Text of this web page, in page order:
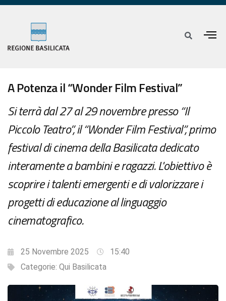
A Potenza il “Wonder Film Festival”
Si terrà dal 27 al 29 novembre presso “Il
Piccolo Teatro”, il “Wonder Film Festival”, primo
festival di cinema della Basilicata dedicato
interamente a bambini e ragazzi. L'obiettivo è
scoprire i talenti emergenti e di valorizzare i
progetti di educazione al linguaggio
cinematografico.
25 Novembre 2025
15:40
Categorie: Qui Basilicata